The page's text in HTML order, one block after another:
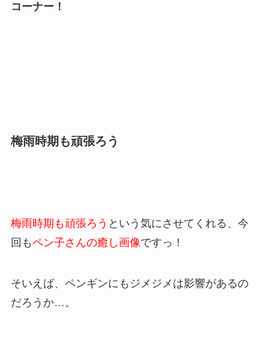
コーナー！
梅雨時期も頑張ろう
梅雨時期も頑張ろう という気にさせてくれる、今
回もペン子さんの癒し画像ですっ！
そいえば、ペンギンにもジメジメは影響があるの
だろうか…。